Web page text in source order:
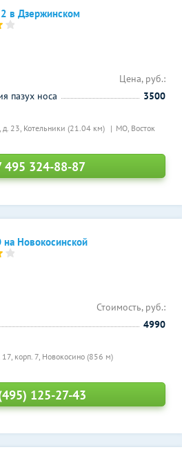
в Дзержинском
д. 23, Котельники (21.04 км) МО, Восток
Цена, руб.:
пазух носа
3500
495 324-88-87
Новокосинской
корп. 7, Новокосино (856 м)
Стоимость, руб.:
4990
125-27-43